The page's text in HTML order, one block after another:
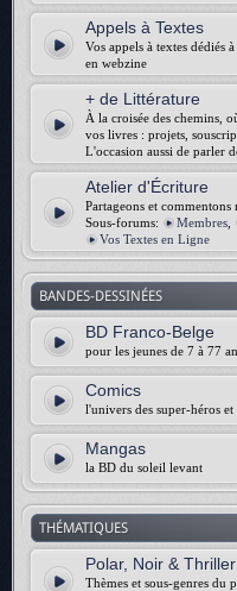
Appels à Textes
Vos appels à textes dédiés
en webzine
+ de Littérature
À la croisée des chemins,
vos livres : projets,
L'occasion aussi de parler
Atelier d'Écriture
Partageons et commentons
Sous-forums:
Membres
Vos Textes en Ligne
BANDES-DESSINÉES
BD Franco-Belge
pour les jeunes de 7 à 77
Comics
l'univers des super-héros
Mangas
la BD du soleil levant
THÉMATIQUES
Polar, Noir & Thriller
Thèmes et sous-genres du